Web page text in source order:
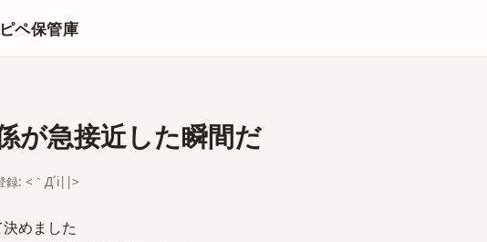
ペ保管庫
が急接近した瞬間だ
録: <｀Д´i||>
めました